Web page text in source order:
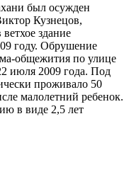
был осужден
Кузнецов,
здание
году. Обрушение
общежития по улице
июля 2009 года. Под
проживало 50
малолетний ребенок.
в виде 2,5 лет